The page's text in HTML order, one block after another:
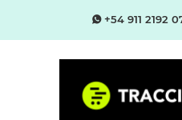
+54 911 2192